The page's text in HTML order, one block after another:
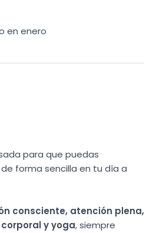
en enero
para que puedas
forma sencilla en tu día a
consciente, atención plena,
y yoga, siempre